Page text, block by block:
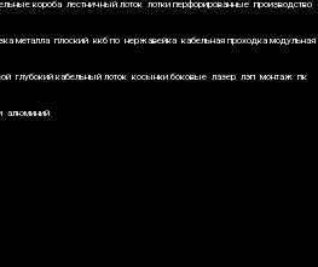
короба лестничный лоток лотки перфорированные производство
металла плоский ккб по нержавейка кабельная проходка модульная
глубокий кабельный лоток косынки боковые лазер лэп монтаж пк
алюминий